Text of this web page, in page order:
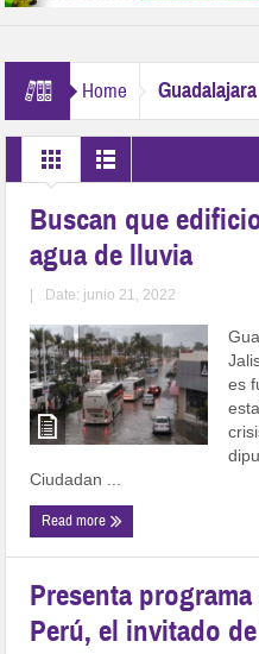
Home Guadalajara
Buscan que
agua de lluvia
Date: junio 21, 2022
es
Ciudadan ...
Read more
Presenta
Perú, el invitado